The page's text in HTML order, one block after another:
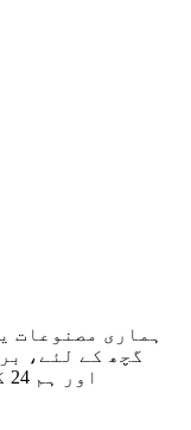
ہماری مصنوعات
گچھ کے لئے،
اور ہم 24 گھنٹوں کے اندر رابطے میں ہوں گے۔